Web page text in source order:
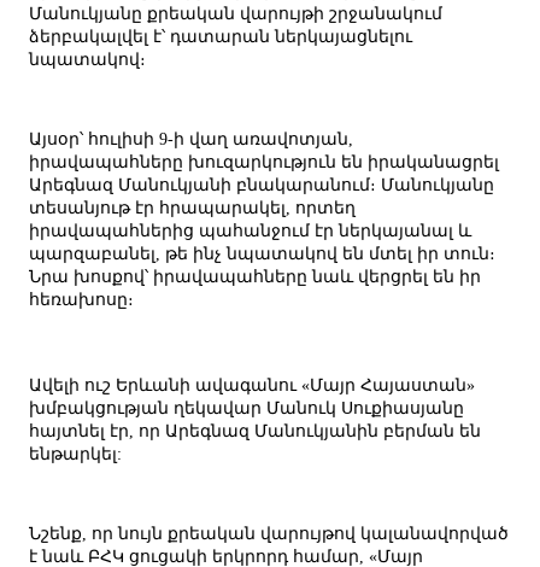
Մանուկյանը քրեական վարույթի շրջանակում
ձերբակալվել է՝ դատարան ներկայացնելու
նպատակով։
Այսօր՝ հուլիսի 9-ի վաղ առավոտյան,
իրավապահները խուզարկություն են իրականացրել
Արեգնազ Մանուկյանի բնակարանում։ Մանուկյանը
տեսանյութ էր հրապարակել, որտեղ
իրավապահներից պահանջում էր ներկայանալ և
պարզաբանել, թե ինչ նպատակով են մտել իր տուն։
Նրա խոսքով՝ իրավապահները նաև վերցրել են իր
հեռախոսը։
Ավելի ուշ Երևանի ավագանու «Մայր Հայաստան»
խմբակցության ղեկավար Մանուկ Սուքիասյանը
հայտնել էր, որ Արեգնազ Մանուկյանին բերման են
ենթարկել:
Նշենք, որ նույն քրեական վարույթով կալանավորված
է նաև ԲՀԿ ցուցակի երկրորդ համար, «Մայր